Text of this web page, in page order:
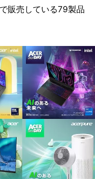
販売している79製品